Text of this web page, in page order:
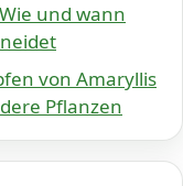
und wann
von Amaryllis
Pflanzen